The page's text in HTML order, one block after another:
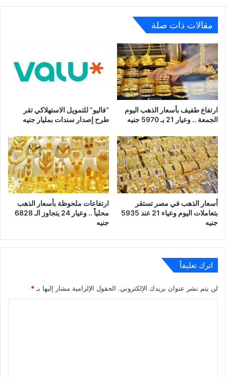
مقالات ذات صلة
ارتفاع طفيف بأسعار الذهب اليوم
الجمعة .. وعيار 21 بـ 5970 جنيه
“فاليو” للتمويل الاستهلاكي تقر
طرح إصدار سندات بمليار جنيه
أسعار الذهب في مصر تستقر
بتعاملات اليوم وعياء 21 عند 5935
جنيه
ارتفاعات ملحوظة بأسعار الذهب
محلياً .. وعيار 24 يتجاوز الـ 6828
جنيه
اترك تعليقاً
لن يتم نشر عنوان بريدك الإلكتروني. الحقول الإلزامية مشار إليها بـ*